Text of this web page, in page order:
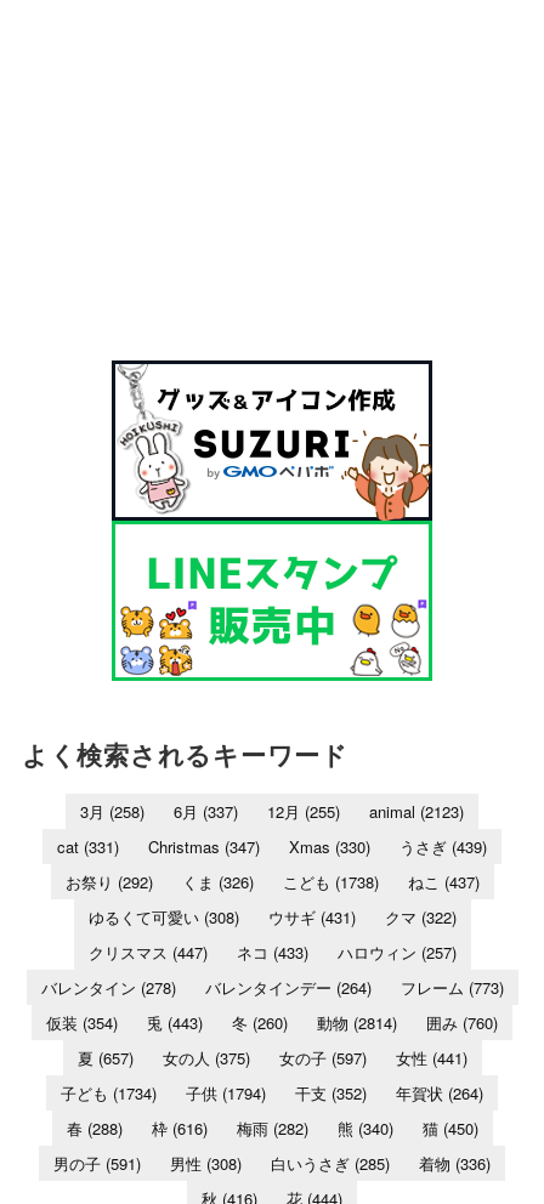
よく検索されるキーワード
3月 (258) 6月 (337) 12月 (255) animal (2123)
cat (331) Christmas (347) Xmas (330) うさぎ (439)
お祭り (292) くま (326) こども (1738) ねこ (437)
ゆるくて可愛い(308) ウサギ(431) クマ (322)
クリスマス (447) ネコ (433) ハロウィン (257)
バレンタイン (278) バレンタインデー (264) フレーム (773)
仮装 (354) 兎 (443) 冬 (260) 動物 (2814) 囲み (760)
夏 (657) 女の人 (375) 女の子(597) 女性 (441)
子ども (1734) 子供 (1794) 干支 (352) 年賀状 (264)
春(288) 枠(616) 梅雨(282) 熊 (340) 猫(450)
男の子 (591) 男性 (308) 白いうさぎ (285) 着物 (336)
秋 (416) 花 (444)